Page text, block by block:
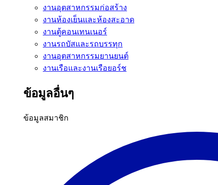
งานอุตสาหกรรมก่อสร้าง
งานห้องเย็นและห้องสะอาด
งานตู้คอนเทนเนอร์
งานรถบัสและรถบรรทุก
งานอุตสาหกรรมยานยนต์
งานเรือและงานเรือยอร์ช
ข้อมูลอื่นๆ
ข้อมูลสมาชิก